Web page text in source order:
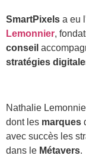
SmartPixels a eu
Lemonnier,
conseil
stratégies
Nathalie
dont les marques
avec succès les
dans le Métavers.